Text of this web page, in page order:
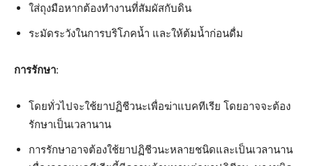
ใส่ถุงมือหากต้องทำงานที่สัมผัสกับดิน
ระมัดระวังในการบริโภคน้ำ และให้ต้มน้ำก่อนดื่ม
การรักษา:
โดยทั่วไปจะใช้ยาปฏิชีวนะเพื่อฆ่าแบคทีเรีย โดยอาจจะต้อง
รักษาเป็นเวลานาน
การรักษาอาจต้องใช้ยาปฏิชีวนะหลายชนิดและเป็นเวลานาน